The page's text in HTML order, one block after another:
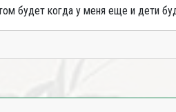
будет когда у меня еще и дети